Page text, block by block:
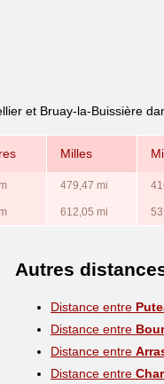
et Bruay-la-Buissière
Milles
479,47 mi
612,05 mi
Autres
Distance entre
Distance entre
Distance entre
Distance entre